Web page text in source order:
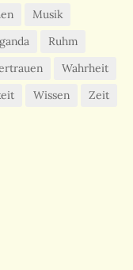
Musik
Ruhm
Wahrheit
Wissen
Zeit